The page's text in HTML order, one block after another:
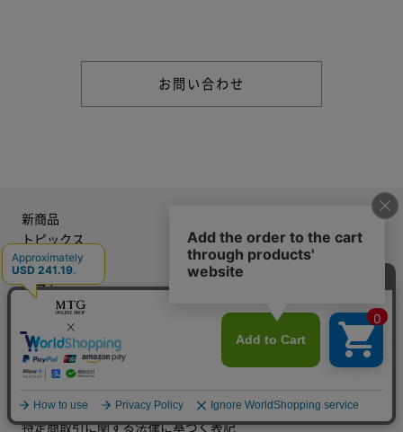
お問い合わせ
新商品
トピックス
ギフト
特集
コラム
ヘルプ
WEBご意見箱
個人のお客様向け 修理受付フォーム
お届けについて
会社概要
特定商取引に関する法律に基づく表記